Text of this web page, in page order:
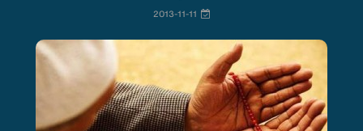
2013-11-11